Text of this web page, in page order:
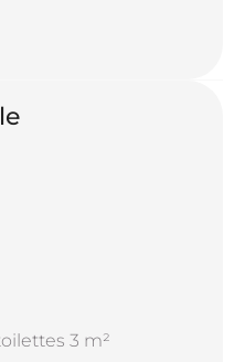
état, sans aucun
de l'immeuble.
CIT IMMOBILIER
3 m²